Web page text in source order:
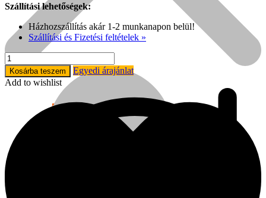
Népszerű!
Szállítási lehetőségek:
Házhozszállítás akár 1-2 munkanapon belül!
Szállítási és Fizetési feltételek »
Dobozzáró
tűzőkapocs
32/15
mm
mennyiség
Kosárba teszem
Egyedi árajánlat
Add to wishlist